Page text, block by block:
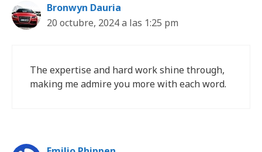
Bronwyn Dauria
20 octubre, 2024 a las 1:25 pm
The expertise and hard work shine through,
making me admire you more with each word.